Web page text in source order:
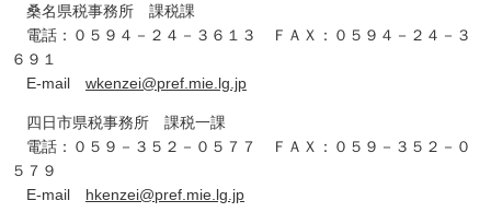
桑名県税事務所 課税課
電話：０５９４－２４－３６１３ ＦＡＸ：０５９４－２４－３
６９１
E-mail wkenzei@pref.mie.lg.jp
四日市県税事務所 課税一課
電話：０５９－３５２－０５７７ ＦＡＸ：０５９－３５２－０
５７９
E-mail hkenzei@pref.mie.lg.jp